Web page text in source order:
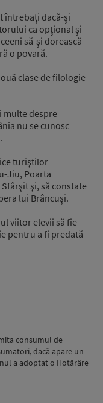
întrebaţi dacă-şi
ca opţional şi
să-şi dorească
o povară.
clase de filologie
multe despre
nu se cunosc
turiştilor
Jiu, Poarta
şi, să constate
lui Brâncuşi.
viitor elevii să fie
pentru a fi predată
consumul de
dacă apare un
a adoptat o Hotărâre